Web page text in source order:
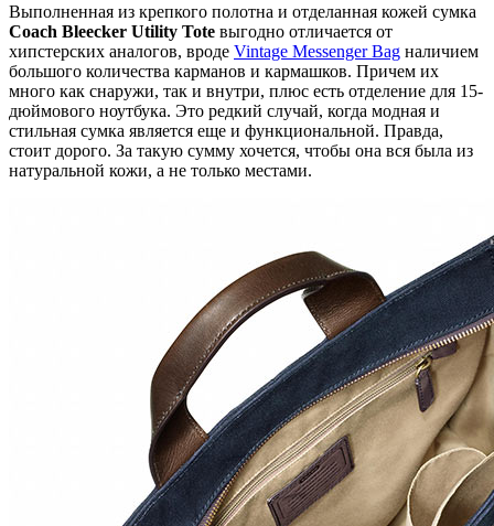
Выполненная из крепкого полотна и отделанная кожей сумка
Coach Bleecker Utility Tote выгодно отличается от
хипстерских аналогов, вроде Vintage Messenger Bag наличием
большого количества карманов и кармашков. Причем их
много как снаружи, так и внутри, плюс есть отделение для 15-
дюймового ноутбука. Это редкий случай, когда модная и
стильная сумка является еще и функциональной. Правда,
стоит дорого. За такую сумму хочется, чтобы она вся была из
натуральной кожи, а не только местами.